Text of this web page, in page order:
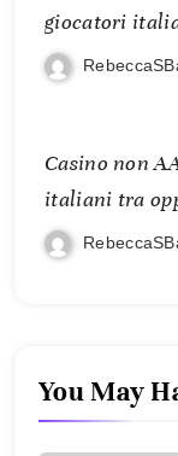
giocatori
Casino non
italiani tra
You May